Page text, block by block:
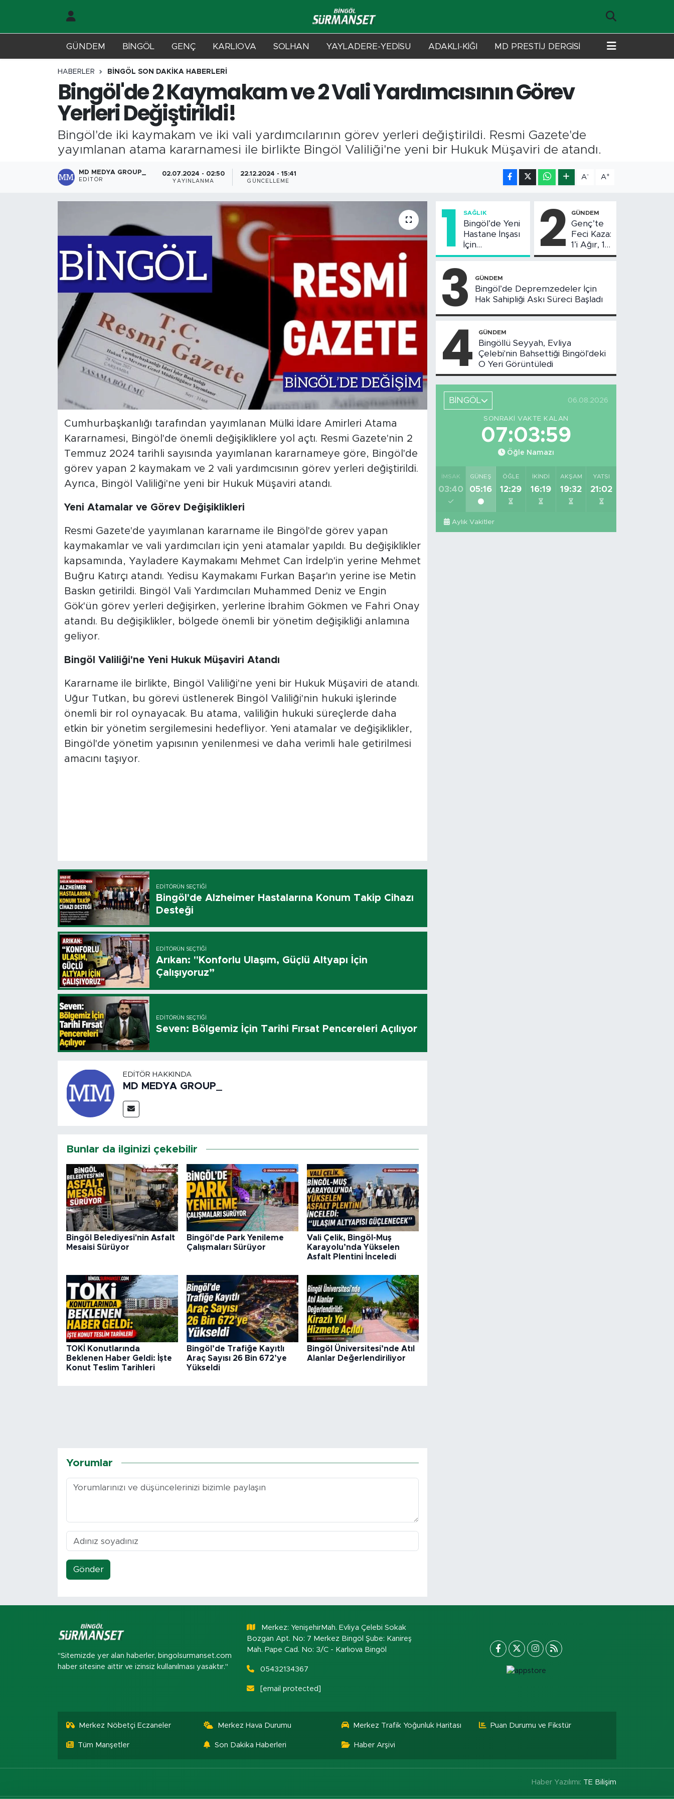
GÜNDEM BİNGÖL GENÇ KARLIOVA SOLHAN YAYLADERE-YEDİSU ADAKLI-KİĞI MD PRESTİJ DERGİSİ
HABERLER BİNGÖL SON DAKİKA HABERLERİ
Bingöl'de 2 Kaymakam ve 2 Vali Yardımcısının Görev
Yerleri Değiştirildi!
Bingöl'de iki kaymakam ve iki vali yardımcılarının görev yerleri değiştirildi. Resmi Gazete'de
yayımlanan atama kararnamesi ile birlikte Bingöl Valiliği'ne yeni bir Hukuk Müşaviri de atandı.
MD MEDYA GROUP_
EDITÖR
02.07.2024 - 02:50
YAYINLANMA
22.12.2024 - 15:41
GÜNCELLEME
A- A+
Cumhurbaşkanlığı tarafından yayımlanan Mülki İdare Amirleri Atama
Kararnamesi, Bingöl'de önemli değişikliklere yol açtı. Resmi Gazete'nin 2
Temmuz 2024 tarihli sayısında yayımlanan kararnameye göre, Bingöl'de
görev yapan 2 kaymakam ve 2 vali yardımcısının görev yerleri değiştirildi.
Ayrıca, Bingöl Valiliği'ne yeni bir Hukuk Müşaviri atandı.
Yeni Atamalar ve Görev Değişiklikleri
Resmi Gazete'de yayımlanan kararname ile Bingöl'de görev yapan
kaymakamlar ve vali yardımcıları için yeni atamalar yapıldı. Bu değişiklikler
kapsamında, Yayladere Kaymakamı Mehmet Can İrdelp'in yerine Mehmet
Buğru Katırçı atandı. Yedisu Kaymakamı Furkan Başar'ın yerine ise Metin
Baskın getirildi. Bingöl Vali Yardımcıları Muhammed Deniz ve Engin
Gök'ün görev yerleri değişirken, yerlerine İbrahim Gökmen ve Fahri Onay
atandı. Bu değişiklikler, bölgede önemli bir yönetim değişikliği anlamına
geliyor.
Bingöl Valiliği'ne Yeni Hukuk Müşaviri Atandı
Kararname ile birlikte, Bingöl Valiliği'ne yeni bir Hukuk Müşaviri de atandı.
Uğur Tutkan, bu görevi üstlenerek Bingöl Valiliği'nin hukuki işlerinde
önemli bir rol oynayacak. Bu atama, valiliğin hukuki süreçlerde daha
etkin bir yönetim sergilemesini hedefliyor. Yeni atamalar ve değişiklikler,
Bingöl'de yönetim yapısının yenilenmesi ve daha verimli hale getirilmesi
amacını taşıyor.
EDITÖRÜN SEÇTIĞI
Bingöl'de Alzheimer Hastalarına Konum Takip Cihazı
Desteği
EDITÖRÜN SEÇTIĞI
Arıkan: "Konforlu Ulaşım, Güçlü Altyapı İçin
Çalışıyoruz”
EDITÖRÜN SEÇTIĞI
Seven: Bölgemiz İçin Tarihi Fırsat Pencereleri Açılıyor
EDITÖR HAKKINDA
MD MEDYA GROUP_
Bunlar da ilginizi çekebilir
Bingöl Belediyesi'nin Asfalt
Mesaisi Sürüyor
Bingöl'de Park Yenileme
Çalışmaları Sürüyor
Vali Çelik, Bingöl-Muş
Karayolu’nda Yükselen
Asfalt Plentini İnceledi
TOKİ Konutlarında
Beklenen Haber Geldi: İşte
Konut Teslim Tarihleri
Bingöl’de Trafiğe Kayıtlı
Araç Sayısı 26 Bin 672’ye
Yükseldi
Bingöl Üniversitesi’nde Atıl
Alanlar Değerlendiriliyor
Yorumlar
Gönder
1 SAĞLIK
Bingöl’de Yeni
Hastane İnşası
İçin
Değerlendirme
Yapıldı
2 GÜNDEM
Genç’te
Feci Kaza:
1’i Ağır, 10
Yaralı
3 GÜNDEM
Bingöl’de Depremzedeler İçin
Hak Sahipliği Askı Süreci Başladı
4 GÜNDEM
Bingöllü Seyyah, Evliya
Çelebi'nin Bahsettiği Bingöl'deki
O Yeri Görüntüledi
BİNGÖL 06.08.2026
SONRAKI VAKTE KALAN
07:03:58
Öğle Namazı
İMSAK
03:40
GÜNEŞ
05:16
ÖĞLE
12:29
İKINDI
16:19
AKŞAM
19:32
YATSI
21:02
Aylık Vakitler
"Sitemizde yer alan haberler, bingolsurmanset.com
haber sitesine aittir ve izinsiz kullanılması yasaktır."
Merkez: YenişehirMah. Evliya Çelebi Sokak
Bozgan Apt. No: 7 Merkez Bingöl Şube: Kanireş
Mah. Pape Cad. No: 3/C - Karlıova Bingöl
05432134367
[email protected]
Merkez Nöbetçi Eczaneler Merkez Hava Durumu Merkez Trafik Yoğunluk Haritası Puan Durumu ve Fikstür
Tüm Manşetler Son Dakika Haberleri Haber Arşivi
Haber Yazılımı: TE Bilişim
Karlıova
Adaklı-Kiğı
Hava Durumu
Bingöl Kaza Haberleri
Merkez Trafik Yoğunluk Haritası
Süper Lig Puan Durumu ve Fikstür
Tüm Manşetler